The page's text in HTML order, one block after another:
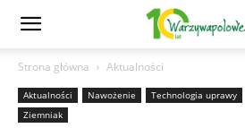
Strona główna Aktualności
Aktualności Nawożenie Technologia uprawy
Ziemniak